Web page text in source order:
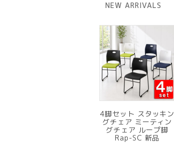
NEW ARRIVALS
4脚セット スタッキン
グチェア ミーティン
グチェア ループ脚
Rap-SC 新品